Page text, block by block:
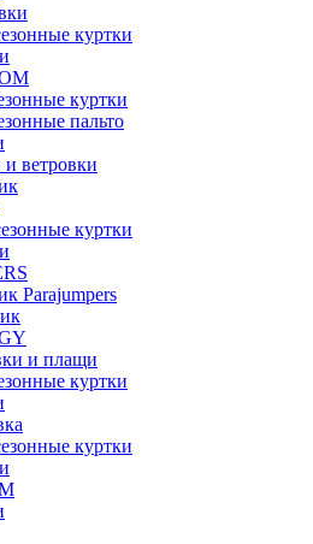
куртки
куртки
пальто
ветровки
куртки
Parajumpers
и плащи
куртки
куртки